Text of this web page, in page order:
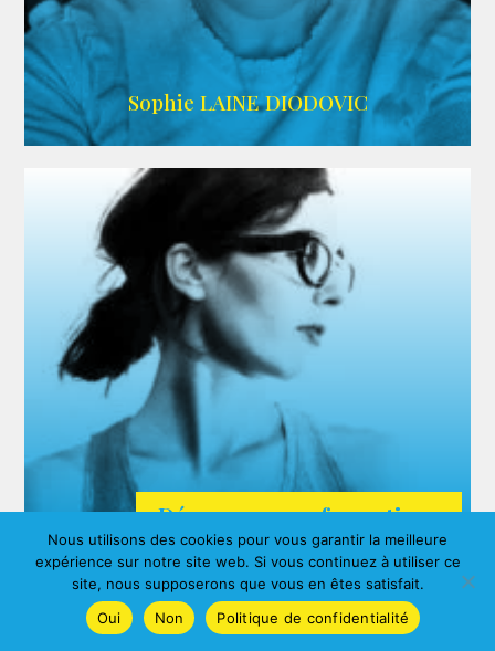
WIKIPEDIA
Sophie LAINE DIODOVIC
ARDA
Agnes ALBERNY
Découvrez nos formations
Nous utilisons des cookies pour vous garantir la meilleure
expérience sur notre site web. Si vous continuez à utiliser ce
site, nous supposerons que vous en êtes satisfait.
Oui
Non Politique de confidentialité